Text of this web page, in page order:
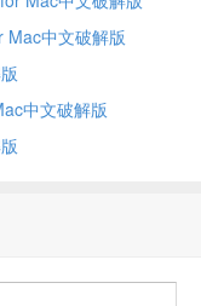
Mac中文破解版
中文破解版